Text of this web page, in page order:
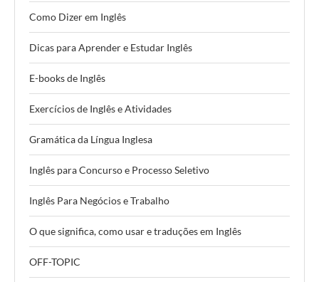
Como Dizer em Inglês
Dicas para Aprender e Estudar Inglês
E-books de Inglês
Exercícios de Inglês e Atividades
Gramática da Língua Inglesa
Inglês para Concurso e Processo Seletivo
Inglês Para Negócios e Trabalho
O que significa, como usar e traduções em Inglês
OFF-TOPIC